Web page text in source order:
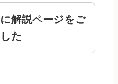
解説ページをご
た